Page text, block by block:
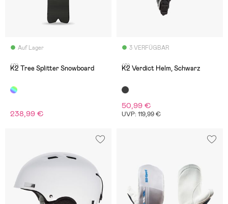
Auf Lager
(0)
K2 Tree Splitter Snowboard
238,99 €
3 VERFÜGBAR
(0)
K2 Verdict Helm, Schwarz
50,99 €
UVP: 119,99 €